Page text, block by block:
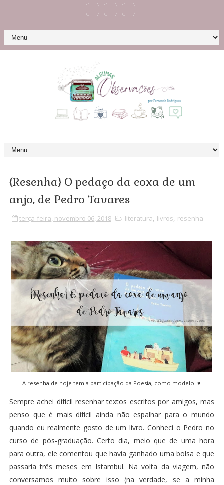
{Resenha} O pedaço da coxa de um
anjo, de Pedro Tavares
terça-feira, novembro 06, 2018 literatura, livros, resenha
A resenha de hoje tem a participação da Poesia, como modelo. ♥
Sempre achei difícil resenhar textos escritos por amigos, mas
penso que é mais difícil ainda não espalhar para o mundo
quando eu realmente gosto de um livro. Conheci o Pedro no
curso de pós-graduação. Certo dia, meio que de uma hora
para outra, ele comentou que havia ganhado uma bolsa e que
passaria três meses em Istambul. Na volta da viagem, não
conversamos muito sobre isso (na verdade, se a minha